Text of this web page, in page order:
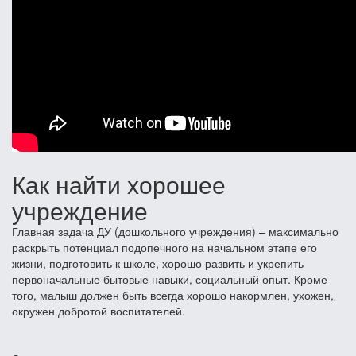
Как найти хорошее
учреждение
Главная задача ДУ (дошкольного учреждения) – максимально
раскрыть потенциал подопечного на начальном этапе его
жизни, подготовить к школе, хорошо развить и укрепить
первоначальные бытовые навыки, социальный опыт. Кроме
того, малыш должен быть всегда хорошо накормлен, ухожен,
окружен добротой воспитателей.